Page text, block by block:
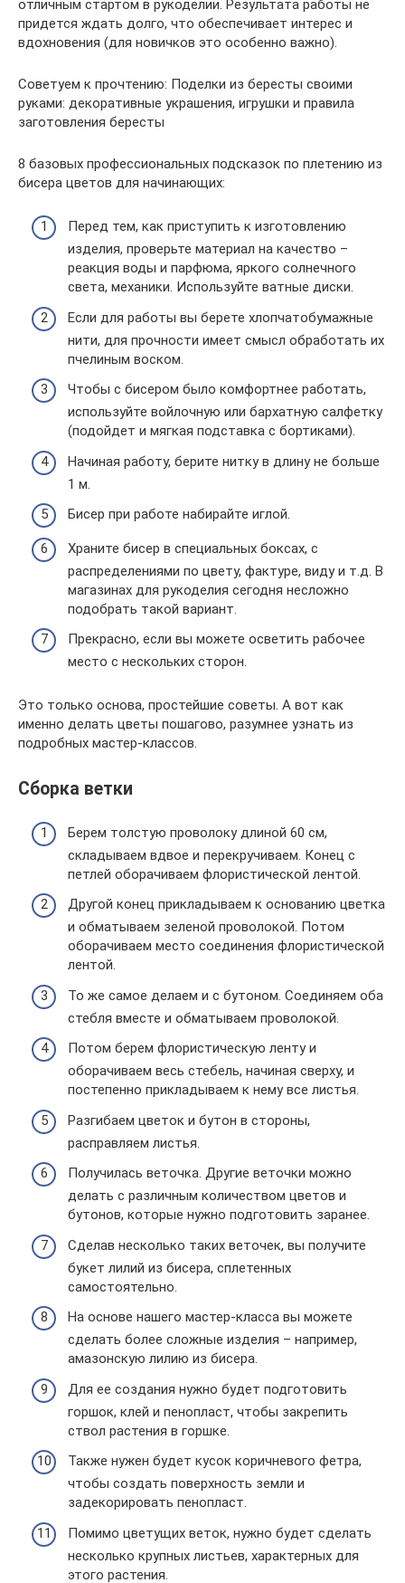
отличным стартом в рукоделии. Результата работы не
придется ждать долго, что обеспечивает интерес и
вдохновения (для новичков это особенно важно).
Советуем к прочтению: Поделки из бересты своими
руками: декоративные украшения, игрушки и правила
заготовления бересты
8 базовых профессиональных подсказок по плетению из
бисера цветов для начинающих:
Перед тем, как приступить к изготовлению
изделия, проверьте материал на качество –
реакция воды и парфюма, яркого солнечного
света, механики. Используйте ватные диски.
Если для работы вы берете хлопчатобумажные
нити, для прочности имеет смысл обработать их
пчелиным воском.
Чтобы с бисером было комфортнее работать,
используйте войлочную или бархатную салфетку
(подойдет и мягкая подставка с бортиками).
Начиная работу, берите нитку в длину не больше
1 м.
Бисер при работе набирайте иглой.
Храните бисер в специальных боксах, с
распределениями по цвету, фактуре, виду и т.д. В
магазинах для рукоделия сегодня несложно
подобрать такой вариант.
Прекрасно, если вы можете осветить рабочее
место с нескольких сторон.
Это только основа, простейшие советы. А вот как
именно делать цветы пошагово, разумнее узнать из
подробных мастер-классов.
Сборка ветки
Берем толстую проволоку длиной 60 см,
складываем вдвое и перекручиваем. Конец с
петлей оборачиваем флористической лентой.
Другой конец прикладываем к основанию цветка
и обматываем зеленой проволокой. Потом
оборачиваем место соединения флористической
лентой.
То же самое делаем и с бутоном. Соединяем оба
стебля вместе и обматываем проволокой.
Потом берем флористическую ленту и
оборачиваем весь стебель, начиная сверху, и
постепенно прикладываем к нему все листья.
Разгибаем цветок и бутон в стороны,
расправляем листья.
Получилась веточка. Другие веточки можно
делать с различным количеством цветов и
бутонов, которые нужно подготовить заранее.
Сделав несколько таких веточек, вы получите
букет лилий из бисера, сплетенных
самостоятельно.
На основе нашего мастер-класса вы можете
сделать более сложные изделия – например,
амазонскую лилию из бисера.
Для ее создания нужно будет подготовить
горшок, клей и пенопласт, чтобы закрепить
ствол растения в горшке.
Также нужен будет кусок коричневого фетра,
чтобы создать поверхность земли и
задекорировать пенопласт.
Помимо цветущих веток, нужно будет сделать
несколько крупных листьев, характерных для
этого растения.